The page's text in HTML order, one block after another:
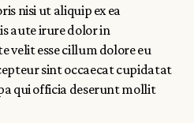
nisi ut aliquip ex ea
aute irure dolor in
velit esse cillum dolore eu
sint occaecat cupidatat
qui officia deserunt mollit